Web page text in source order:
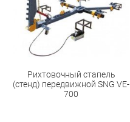
Рихтовочный стапель
(стенд) передвижной SNG VE-
700